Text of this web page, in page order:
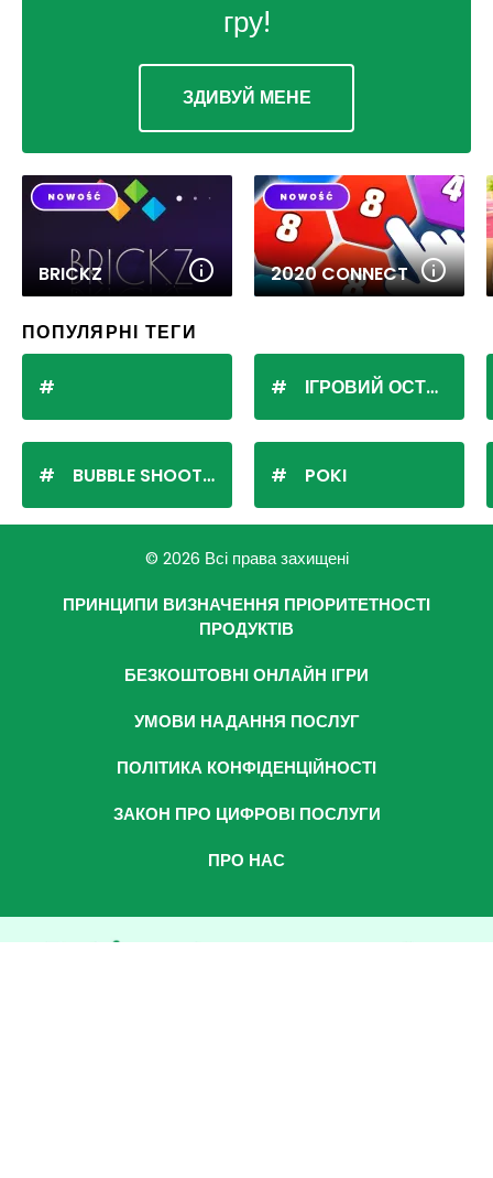
гру!
ЗДИВУЙ МЕНЕ
BRICKZ 2020 CONNECT
ПОПУЛЯРНІ ТЕГИ
BUBBLE SHOOTER
ІГРОВИЙ ОСТРІВ
POKI
© 2026 Всі права захищені
ПРИНЦИПИ ВИЗНАЧЕННЯ ПРІОРИТЕТНОСТІ
ПРОДУКТІВ
БЕЗКОШТОВНІ ОНЛАЙН ІГРИ
УМОВИ НАДАННЯ ПОСЛУГ
ПОЛІТИКА КОНФІДЕНЦІЙНОСТІ
ЗАКОН ПРО ЦИФРОВІ ПОСЛУГИ
ПРО НАС